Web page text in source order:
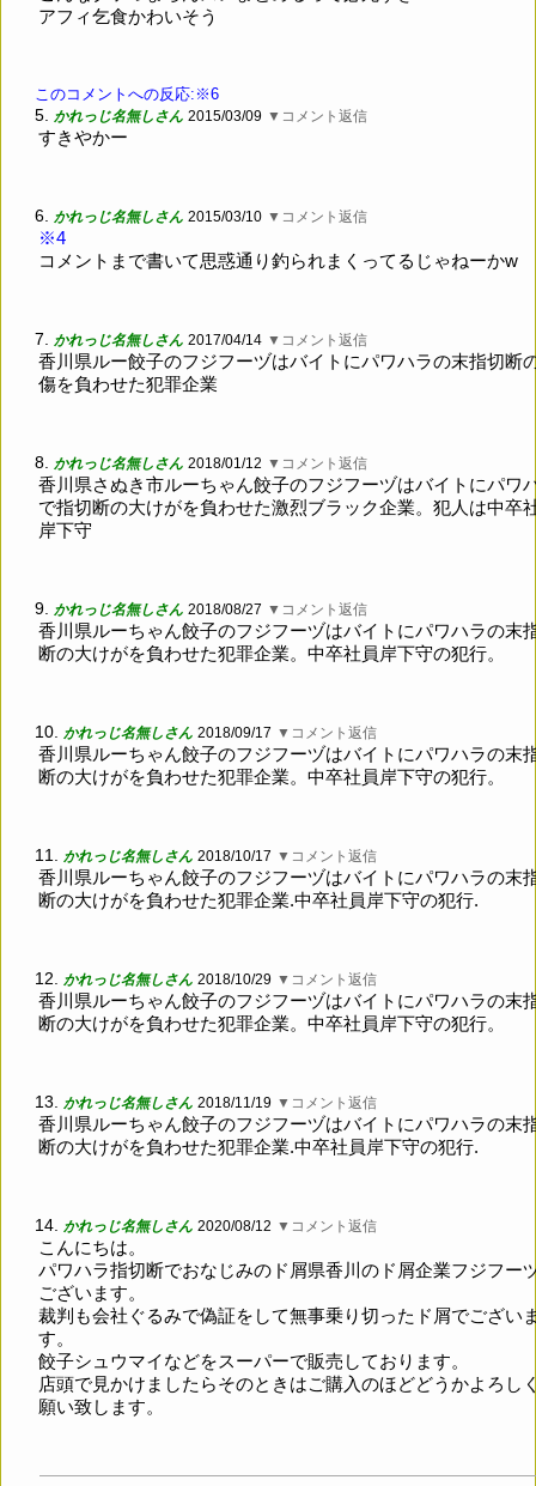
アフィ乞食かわいそう
このコメントへの反応:※6
5. かれっじ名無しさん 2015/03/09 ▼コメント返信
すきやかー
6. かれっじ名無しさん 2015/03/10 ▼コメント返信
※4
コメントまで書いて思惑通り釣られまくってるじゃねーかw
7. かれっじ名無しさん 2017/04/14 ▼コメント返信
香川県ルー餃子のフジフーヅはバイトにパワハラの末指切断
傷を負わせた犯罪企業
8. かれっじ名無しさん 2018/01/12 ▼コメント返信
香川県さぬき市ルーちゃん餃子のフジフーヅはバイトにパワ
で指切断の大けがを負わせた激烈ブラック企業。犯人は中卒
岸下守
9. かれっじ名無しさん 2018/08/27 ▼コメント返信
香川県ルーちゃん餃子のフジフーヅはバイトにパワハラの末
断の大けがを負わせた犯罪企業。中卒社員岸下守の犯行。
10. かれっじ名無しさん 2018/09/17 ▼コメント返信
香川県ルーちゃん餃子のフジフーヅはバイトにパワハラの末
断の大けがを負わせた犯罪企業。中卒社員岸下守の犯行。
11. かれっじ名無しさん 2018/10/17 ▼コメント返信
香川県ルーちゃん餃子のフジフーヅはバイトにパワハラの末
断の大けがを負わせた犯罪企業.中卒社員岸下守の犯行.
12. かれっじ名無しさん 2018/10/29 ▼コメント返信
香川県ルーちゃん餃子のフジフーヅはバイトにパワハラの末
断の大けがを負わせた犯罪企業。中卒社員岸下守の犯行。
13. かれっじ名無しさん 2018/11/19 ▼コメント返信
香川県ルーちゃん餃子のフジフーヅはバイトにパワハラの末
断の大けがを負わせた犯罪企業.中卒社員岸下守の犯行.
14. かれっじ名無しさん 2020/08/12 ▼コメント返信
こんにちは。
パワハラ指切断でおなじみのド屑県香川のド屑企業フジフー
ございます。
裁判も会社ぐるみで偽証をして無事乗り切ったド屑でござい
す。
餃子シュウマイなどをスーパーで販売しております。
店頭で見かけましたらそのときはご購入のほどどうかよろし
願い致します。